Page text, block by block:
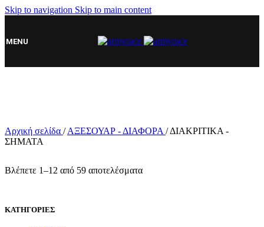
Skip to navigation Skip to main content
MENU
Αρχική σελίδα / ΑΞΕΣΟΥΑΡ - ΔΙΑΦΟΡΑ / ΔΙΑΚΡΙΤΙΚΑ -
ΣΗΜΑΤΑ
Βλέπετε 1–12 από 59 αποτελέσματα
ΚΑΤΗΓΟΡΙΕΣ